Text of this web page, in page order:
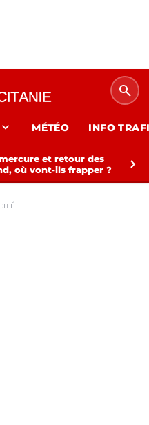
search
expand_more MÉTÉO INFO
et retour des
où vont-ils frapper ?
chevron_right